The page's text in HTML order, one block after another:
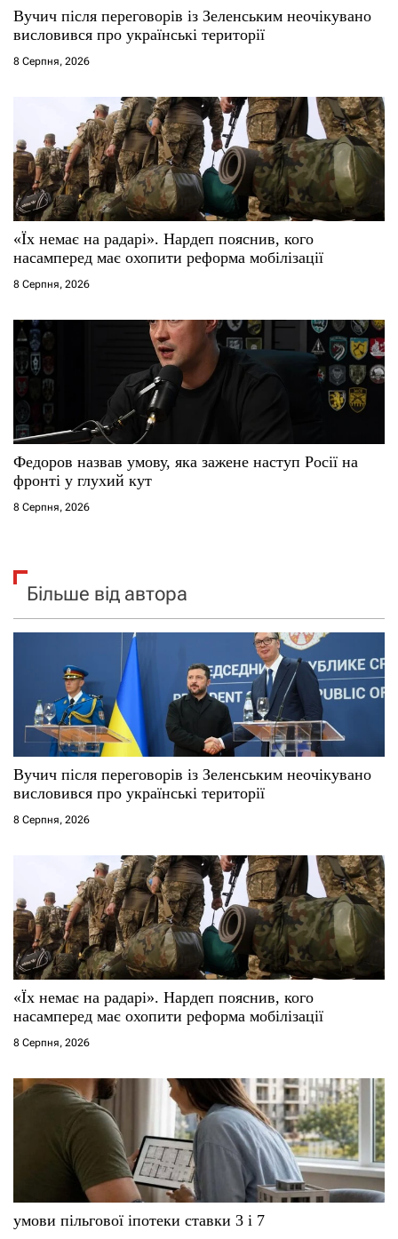
с
і
Вучич після переговорів із Зеленським неочікувано
висловився про українські території
8 Серпня, 2026
«Їх немає на радарі». Нардеп пояснив, кого
насамперед має охопити реформа мобілізації
8 Серпня, 2026
Федоров назвав умову, яка зажене наступ Росії на
фронті у глухий кут
8 Серпня, 2026
Більше від автора
Вучич після переговорів із Зеленським неочікувано
висловився про українські території
8 Серпня, 2026
«Їх немає на радарі». Нардеп пояснив, кого
насамперед має охопити реформа мобілізації
8 Серпня, 2026
умови пільгової іпотеки ставки 3 і 7